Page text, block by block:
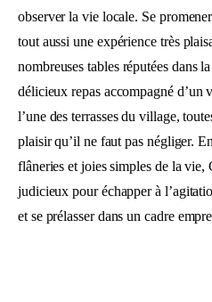
observer la vie locale. Se
tout aussi une expérience très
nombreuses tables réputées dans
délicieux repas accompagné d’un
l’une des terrasses du village,
plaisir qu’il ne faut pas négliger.
flâneries et joies simples de la vie,
judicieux pour échapper à
et se prélasser dans un cadre